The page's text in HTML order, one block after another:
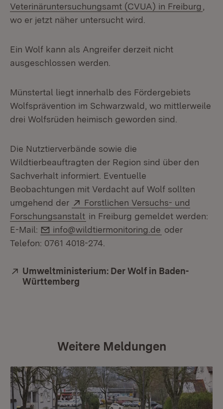
Veterinäruntersuchungsamt (CVUA) in Freiburg
wo er jetzt näher untersucht wird.
Ein Wolf kann als Angreifer derzeit nicht
ausgeschlossen werden.
Münstertal liegt innerhalb des Fördergebiets
Wolfsprävention im Schwarzwald, wo mittlerweile
drei Wolfsrüden heimisch geworden sind.
Die Nutztierverbände sowie die
Wildtierbeauftragten der Region sind über den
Sachverhalt informiert. Eventuelle
Beobachtungen mit Verdacht auf Wolf sollten
umgehend der
Extern:
Forstlichen Versuchs- und
Forschungsanstalt (Öffnet in neuem Fenster)
in Freiburg gemeldet werden:
E-Mail:
E-Mail:
info@wildtiermonitoring.de oder
Telefon: 0761 4018-274.
Extern:
Umweltministerium: Der Wolf in Baden-
Württemberg
Weitere Meldungen